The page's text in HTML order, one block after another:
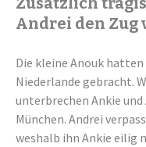
Andrei den Zug
Die kleine Anouk
Niederlande gebracht.
unterbrechen Ankie
München. Andrei
weshalb ihn Ankie eilig